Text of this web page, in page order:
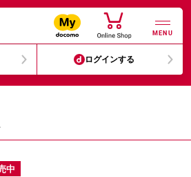
MENU
ログインする
中